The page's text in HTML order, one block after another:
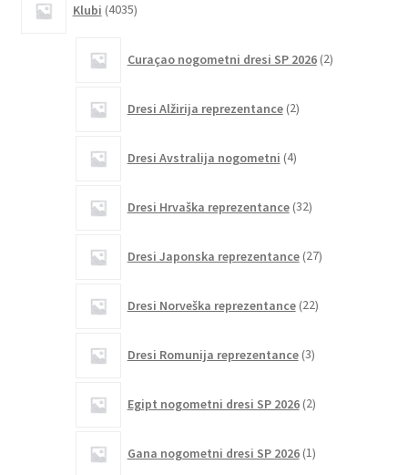
Klubi 4035izdelkov
Curaçao nogometni dresi SP 2026 2izdelka
Dresi Alžirija reprezentance 2izdelka
Dresi Avstralija nogometni 4izdelki
Dresi Hrvaška reprezentance 32izdelkov
Dresi Japonska reprezentance 27izdelkov
Dresi Norveška reprezentance 22izdelkov
Dresi Romunija reprezentance 3izdelki
Egipt nogometni dresi SP 2026 2izdelka
Gana nogometni dresi SP 2026 1izdelek